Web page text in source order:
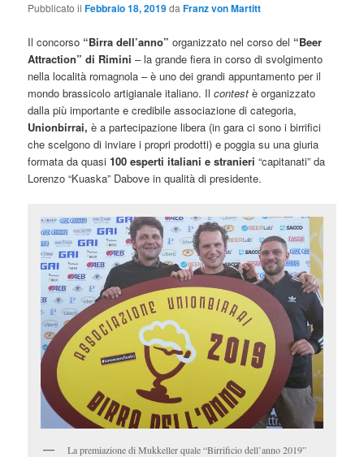
Pubblicato ilFebbraio 18, 2019daFranz von Martitt
Il concorso “Birra dell’anno” organizzato nel corso del “Beer
Attraction” di Rimini – la grande fiera in corso di svolgimento
nella località romagnola – è uno dei grandi appuntamento per il
mondo brassicolo artigianale italiano. Ilcontest è organizzato
dalla più importante e credibile associazione di categoria,
Unionbirrai, è a partecipazione libera (in gara ci sono i birrifici
che scelgono di inviare i propri prodotti) e poggia su una giuria
formata da quasi100 esperti italiani e stranieri “capitanati” da
Lorenzo “Kuaska” Dabove in qualità di presidente.
La premiazione di Mukkeller quale “Birrificio dell’anno 2019”